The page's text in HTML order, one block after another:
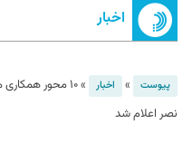
اخبار
پیوست » اخبار »
۱۰ محور
نصر اعلام شد